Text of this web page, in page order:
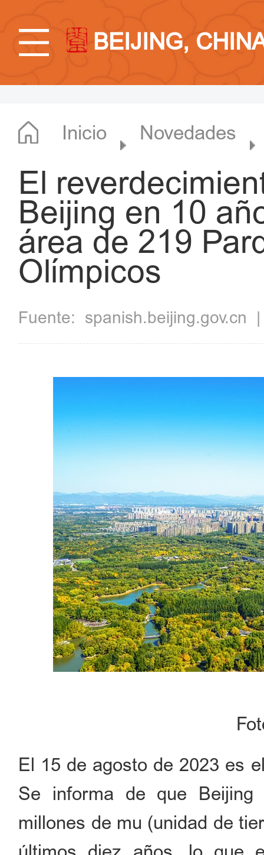
BEIJING,
Inicio Novedades
El
Beijing en 10
área de 219
Olímpicos
Fuente: spanish.beijing.gov.cn
El 15 de agosto de 2023 es
Se informa de que Beijing
millones de mu (unidad de